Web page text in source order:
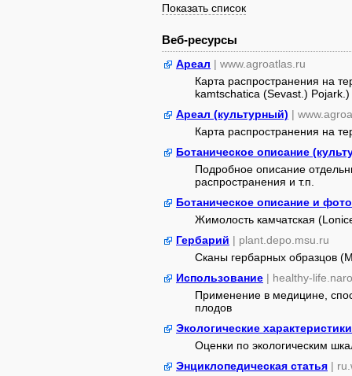
Показать список
Веб-ресурсы
Ареал | www.agroatlas.ru
Карта распространения на
kamtschatica (Sevast.) Pojark.)
Ареал (культурный) |
Карта распространения на
Ботаническое описание
Подробное описание
распространения и т.п.
Ботаническое описание и фото
Жимолость камчатская
Гербарий | plant.depo.msu.ru
Сканы гербарных образцов
Использование | healthy-
Применение в медицине,
плодов
Экологические характеристики
Оценки по экологическим
Энциклопедическая статья |